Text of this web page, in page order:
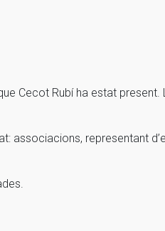
Cecot Rubí ha estat
associacions, representant